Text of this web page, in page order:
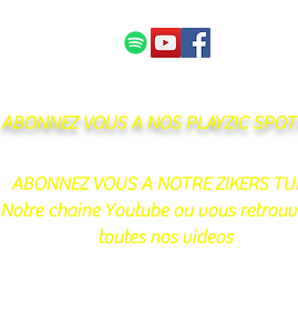
ABONNEZ VOUS A NOS PLAYZIC
ABONNEZ VOUS A NOTRE ZIKERS
Notre chaine Youtube ou vous
toutes nos videos